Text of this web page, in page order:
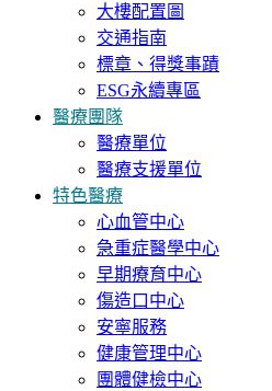
大樓配置圖
交通指南
標章、得獎事蹟
ESG永續專區
醫療團隊
醫療單位
醫療支援單位
特色醫療
心血管中心
急重症醫學中心
早期療育中心
傷造口中心
安寧服務
健康管理中心
團體健檢中心